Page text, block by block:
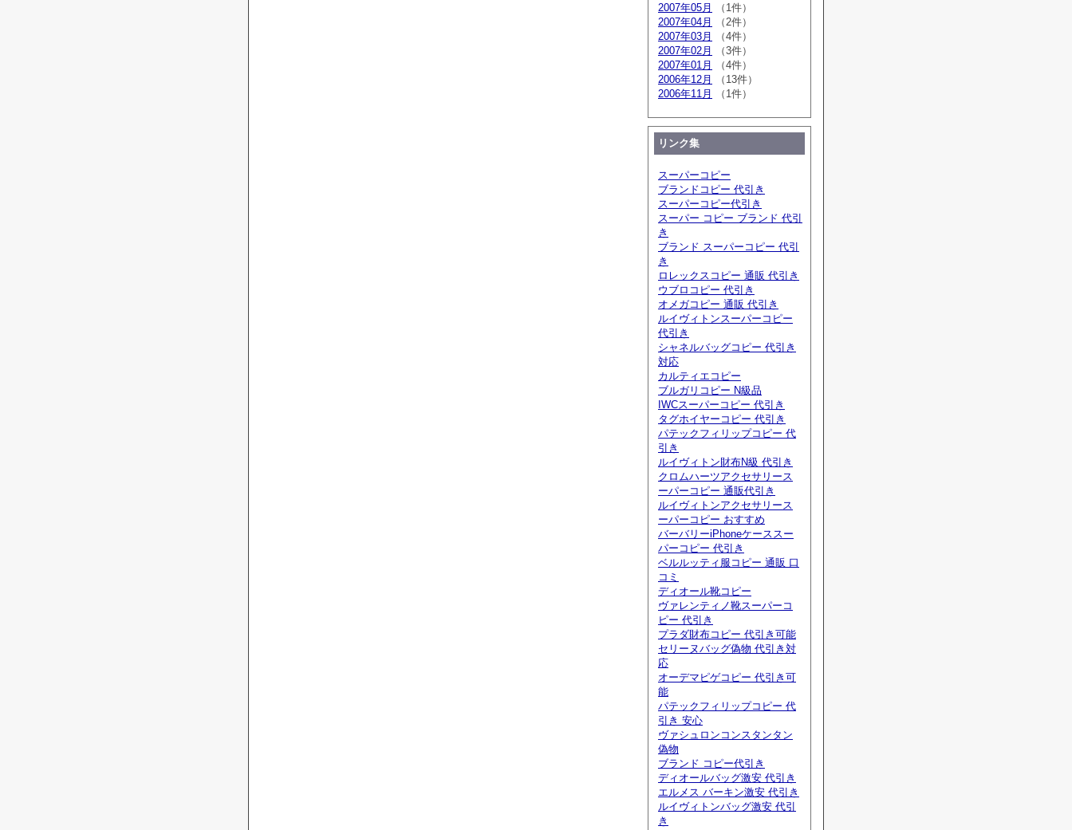
2007年05月
（1件）
2007年04月
（2件）
2007年03月
（4件）
2007年02月
（3件）
2007年01月
（4件）
2006年12月
（13件）
2006年11月
（1件）
リンク集
スーパーコピー
ブランドコピー 代引き
スーパーコピー代引き
スーパー コピー ブランド 代引
き
ブランド スーパーコピー 代引
き
ロレックスコピー 通販 代引き
ウブロコピー 代引き
オメガコピー 通販 代引き
ルイヴィトンスーパーコピー
代引き
シャネルバッグコピー 代引き
対応
カルティエコピー
ブルガリコピー N級品
IWCスーパーコピー 代引き
タグホイヤーコピー 代引き
パテックフィリップコピー 代
引き
ルイヴィトン財布N級 代引き
クロムハーツアクセサリース
ーパーコピー 通販代引き
ルイヴィトンアクセサリース
ーパーコピー おすすめ
バーバリーiPhoneケーススー
パーコピー 代引き
ベルルッティ服コピー 通販 口
コミ
ディオール靴コピー
ヴァレンティノ靴スーパーコ
ピー 代引き
プラダ財布コピー 代引き可能
セリーヌバッグ偽物 代引き対
応
オーデマピゲコピー 代引き可
能
パテックフィリップコピー 代
引き 安心
ヴァシュロンコンスタンタン
偽物
ブランド コピー代引き
ディオールバッグ激安 代引き
エルメス バーキン激安 代引き
ルイヴィトンバッグ激安 代引
き